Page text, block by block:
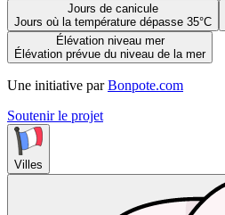
Jours de canicule
Jours où la température dépasse 35°C
Élévation niveau mer
Élévation prévue du niveau de la mer
Une initiative par Bonpote.com
Soutenir le projet
Villes